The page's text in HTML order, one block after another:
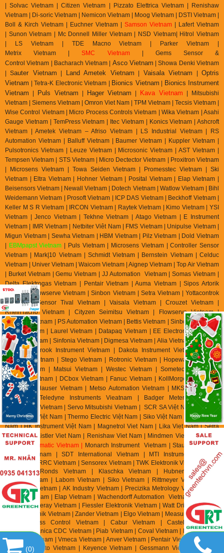
| Solvac Vietnam | Citizen Vietnam | Pizzato Elettrica Vietnam| Renishaw
Vietnam | Di-soric Vietnam | Nemicon Vietnam | Moog Vietnam | DSTI Vietnam |
Boll & Kirch Vietnam | Euchner Vietnam | Samson Vietnam | Lafert Vietnam
| Sunon Vietnam | Mc Donnell Miller Vietnam | NSD Vietnam| Hitrol Vietnam
| LS Vietnam | TDE Macno Vietnam | Parker Vietnam |
MetrixVietnam |SMC Vietnam| Gems Sensor &
ControlVietnam | Bacharach Vietnam | Asco Vietnam |Showa Denki Vietnam
| Sauter Vietnam | Land Ametek Vietnam | Vaisala Vietnam |Optris
Vietnam | Tetra-K Electronic Vietnam | Bionics Vietnam | Bionics Instrument
Vietnam | Puls Vietnam | Hager Vietnam | Kava Vietnam | Mitsubishi
Vietnam | Siemens Vietnam | Omron Viet Nam | TPM Vietnam | Tecsis Vietnam |
Wise Control Vietnam | Micro Process Controls Vietnam | Wika Vietnam | Asahi
Gauge Vietnam | TemPress Vietnam | Itec Vietnam | Konics Vietnam | Ashcroft
Vietnam | Ametek Vietnam – Afriso Vietnam | LS Industrial Vietnam | RS
Automation Vietnam | Balluff Vietnam | Baumer Vietnam | Kuppler Vietnam |
Pulsotronics Vietnam | Leuze Vietnam | Microsonic Vietnam | AST Vietnam |
Tempsen Vietnam | STS Vietnam | Micro Dectector Vietnam | Proxitron Vietnam
| Microsens Vietnam | Towa Seiden Vietnam | Promesstec Vietnam | Ski
Vietnam | Eltra Vietnam | Hohner Vietnam | Posital Vietnam | Elap Vietnam |
Beisensors Vietnam | Newall Vietnam | Dotech Vietnam | Watlow Vietnam | Bihl
Weidemann Vietnam | Prosoft Vietnam | ICP DAS Vietnam | Beckhoff Vietnam |
Keller M S R Vietnam | IRCON Vietnam | Raytek Vietnam | Kimo Vietnam | YSI
Vietnam | Jenco Vietnam | Tekhne Vietnam | Atago Vietnam | E Instrument
Vietnam | IMR Vietnam | Netbiter Viêt Nam | FMS Vietnam | Unipulse Vietnam |
Migun Vietnam | Sewha Vietnam | HBM Vietnam | Pilz Vietnam | Dold Vietnam
| EBMpapst Vietnam | Puls Vietnam | Microsens Vietnam | Controller Sensor
Vietnam | Mark|10 Vietnam | Schmidt Vietnam | Bernstein Vietnam | Celduc
Vietnam | Univer Vietnam | Waicom Vietnam | Aignep Vietnam | Top Air Vietnam
| Burket Vietnam |Gemu Vietnam | JJ Automation Vietnam | Somas Vietnam |
Delta Elektrogas Vietnam | Pentair Vietnam | Auma Vietnam | Sipos Artorik
Vietnam | Flowserve Vietnam | Sinbon Vietnam | Setra Vietnam | Yottacontrok
Vietnam | Sensor Tival Vietnam | Vaisala Vietnam | Crouzet Vietnam |
RheinTacho Vietnam | Cityzen Seimitsu Vietnam | Flowserve Vietnam |
Greatork Vietnam | PS Automation Vietnam | Bettis Vietnam | Sinbon Vietnam |
Setra Vietnam | Laurel Vietnam | Datapaq Vietnam | EE Electronik Vietnam |
Banico Vietnam | Sinfonia Vietnam | Digmesa Vietnam | Alia Vietnam | Flowline
Vietnam | Brook Instrument Vietnam | Dakota Instrument Vietnam | Diehl
Metering Vietnam | Stego Vietnam | Rotronic Vietnam | Hopeway Vietnam |
Beko Vietnam | Matsui Vietnam | Westec Vietnam | Sometech Vietnam |
Offshore Vietnam | DCbox Vietnam | Fanuc Vietnam | KollMorgen Vietnam |
Endress & Hauser Vietnam | Metso Automation Vietnam | MKS Instruments
Vietnam | Teledyne Instruments Vieatnam | Badger Meter Vietnam |
Hirschmann Vietnam | Servo Mitsubishi Vietnam | SCR SA Việt Nam | Biotech
Flow Meter Việt Nam | Thermo Electric Việt Nam | Siko Việt Nam | Klinger Việt
Nam | HK Instrument Việt Nam | Magnetrol Viet Nam | Lika Viet Nam | Setra
Viet Nam | Kistler Viet Nam | Renishaw Viet Nam | Mindmen Vietnam |Airtac
Vietnam| Gimatic Vietnam | Monarch Instrument Vietnam | Stauff Vietnam |
Burster Vietnam | SDT International Vietnam | MTI Instrument Vietnam
| Zhuzhou CRRC Vietnam | Sensorex Vietnam | TWK Elektronik Vietnam | ASC
Vietnam | Ronds Vietnam | Klaschka Vietnam | Hubner Vietnam |
Vietnam | Labom Vietnam | Siko Vietnam | Rittmeyer Vietnam | TR
Electronic Vietnam | AK Industry Vietnam | Precizika Metrology Vietnam | Dis
Sensor Vietnam | Elap Vietnam | Wachendorff Automation Vietnam | Foxboro
Vietnam | Fireray Vietnam | Fiessler Elektronik Vietnam | Watt Drive Vietnam |
Murr Elektronik Vietnam | Zander Vietnam | Elgo Vietnam | Measurex Vietnam |
Saia Burgess Control Vietnam | Cabur Vietnam | Castel Vietnam |
Elettromeccanica CDC Vietnam | Piab Vietnam | Coval Vietnam | Fipa Vietnam
| Zimmer Vietnam | Vmeca Vietnam | Anver Vietnam | Pentair Vietnam | Aignep
Vietnam | Festo Vietnam | Keyence Vietnam | Gessmann Vietnam | Balluff
(0)